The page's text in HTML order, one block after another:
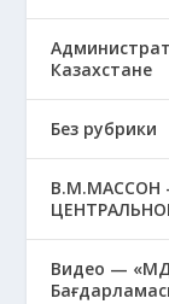
Казахстане
Без рубрики
В.М.МАССОН
Видео —